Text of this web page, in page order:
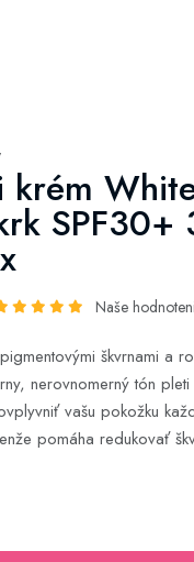
krém
SPF30+
Naše
škvrnami a
nerovnomerný tón
vašu pokožku
pomáha redukovať